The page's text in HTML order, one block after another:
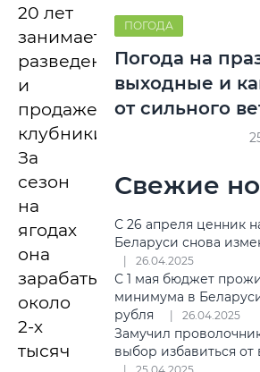
20 лет
занимается
разведением
и
продажей
клубники.
За
сезон
на
ягодах
она
зарабатывает
около
2-х
тысяч
ПОГОДА
Погода на
выходные и
от сильного
Свежие
С 26 апреля ценник
Беларуси снова
26.04.2025
С 1 мая бюджет
минимума в
рубля
26.04.2025
Замучил
выбор избавиться от